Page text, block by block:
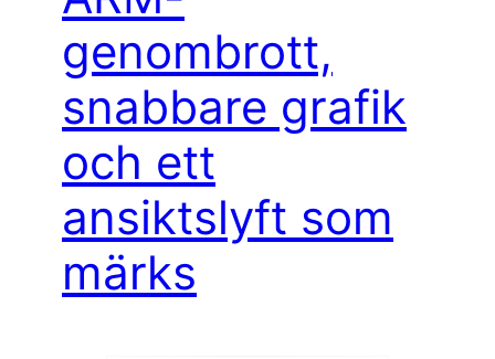
genombrott,
snabbare grafik
och ett
ansiktslyft som
märks